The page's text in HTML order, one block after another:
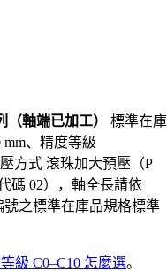
（軸端已加工）
標準在庫
、精度等級
方式 滾珠加大預壓（P
碼 02），軸全長請依
之標準在庫品規格標準
級 C0–C10 怎麼選。